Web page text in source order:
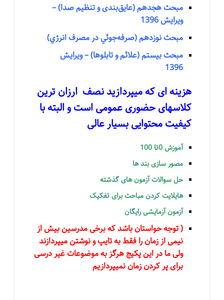
مبحث هجدهم (عایق‌بندی و تنظیم صدا) –
ویرایش 1396
مبحث نوزدهم (صرفه‌جوئي در مصرف انرژي)
مبحث بيستم (علائم و تابلوها) – ویرایش
1396
هزینه ای که میپردازید نصف ارزان ترین
کلاسهای حضوری عمومی است و البته با
کیفیت محتوایی بسیار عالی
آموزش 0تا 100
مصور سازی بند ها
حل سوالات آزمون های گذشته
هایلایت کردن مباحث برای تفکیک
آزمون آزمایشی رایگان
( توجه حواستان باشد که برخی مدرسین بیش از
نیمی از زمان را فقط به تایپ و نوشتن میپردازند
ولی ما در این پکیج هرگز به موضوعات غیر درسی
برای پر کردن زمان نمیپردازیم